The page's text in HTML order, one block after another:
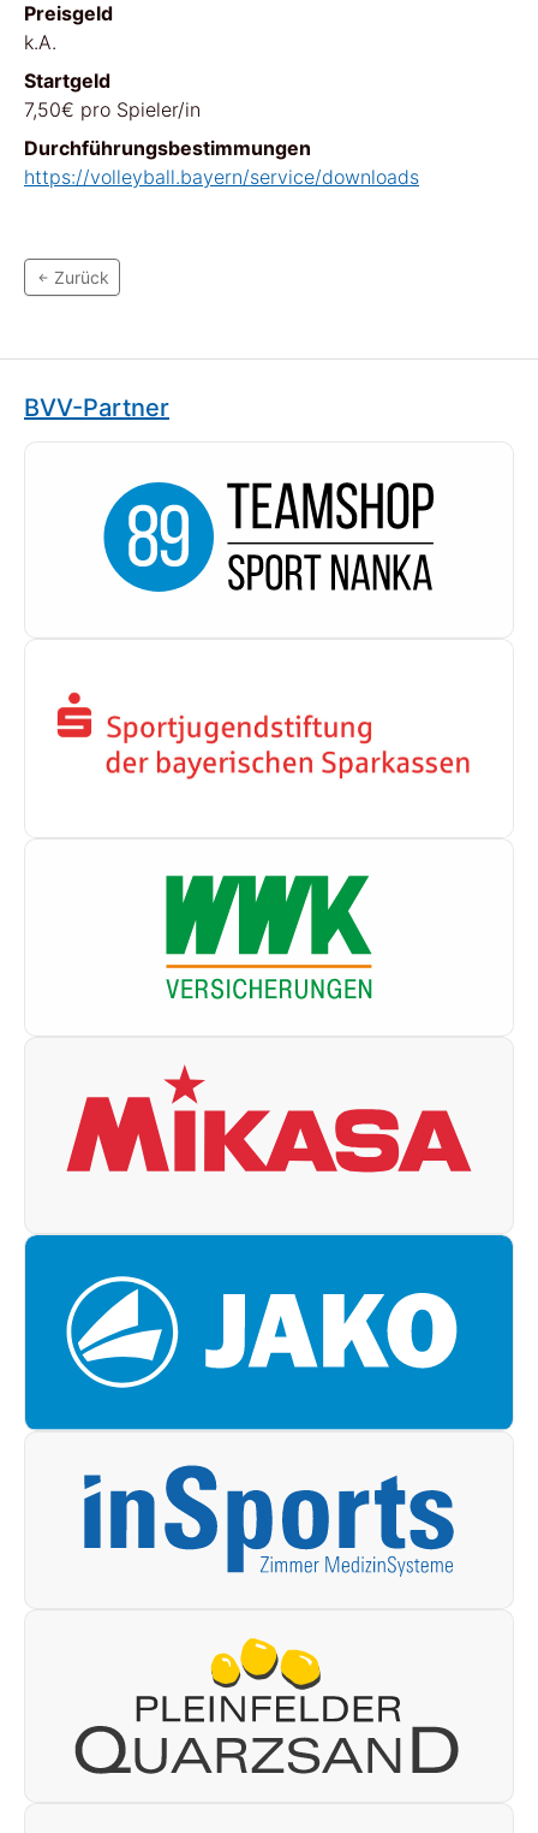
Preisgeld
k.A.
Startgeld
7,50€ pro Spieler/in
Durchführungsbestimmungen
https://volleyball.bayern/service/downloads
Zurück
BVV-Partner